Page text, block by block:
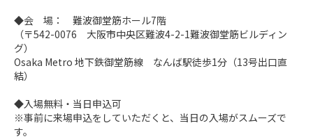
◆会　場：　難波御堂筋ホール7階
（〒542-0076　大阪市中央区難波4-2-1難波御堂筋ビルディン
グ）
Osaka Metro 地下鉄御堂筋線　なんば駅徒歩1分（13号出口直
結）
◆入場無料・当日申込可
※事前に来場申込をしていただくと、当日の入場がスムーズで
す。